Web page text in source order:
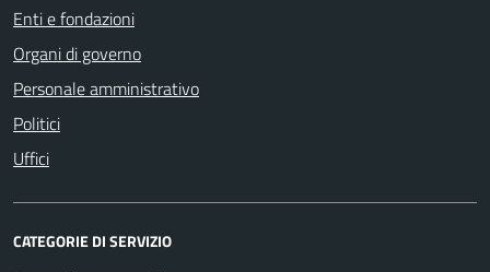
Enti e fondazioni
Organi di governo
Personale amministrativo
Politici
Uffici
CATEGORIE DI SERVIZIO